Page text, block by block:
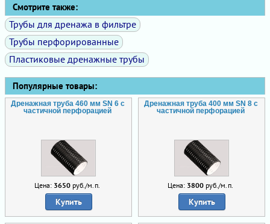
Смотрите также:
Трубы для дренажа в фильтре
Трубы перфорированные
Пластиковые дренажные трубы
Популярные товары:
Дренажная труба 460 мм SN 6 с
частичной перфорацией
Цена: 3650руб./м.п.
Купить
Дренажная труба 400 мм SN 8 с
частичной перфорацией
Цена: 3800руб./м.п.
Купить